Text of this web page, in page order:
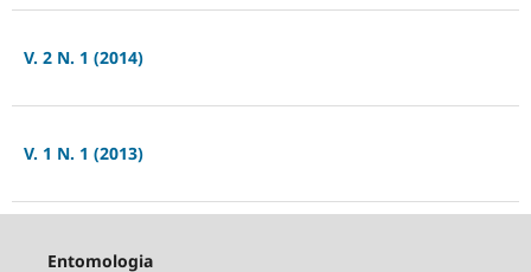
V. 2 N. 1 (2014)
V. 1 N. 1 (2013)
Entomologia